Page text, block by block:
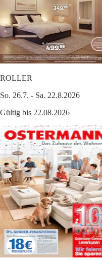
ROLLER
So. 26.7. - Sa. 22.8.2026
Gültig bis 22.08.2026